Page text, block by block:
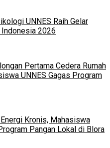
UNNES Raih Gelar
Indonesia 2026
Pertama Cedera Rumah
UNNES Gagas Program
Kronis, Mahasiswa
Pangan Lokal di Blora